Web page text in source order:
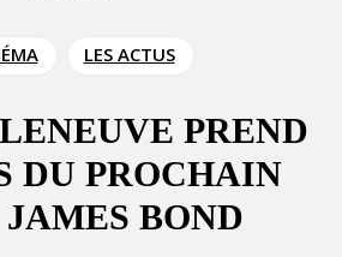
LES ACTUS
PREND
DU PROCHAIN
BOND